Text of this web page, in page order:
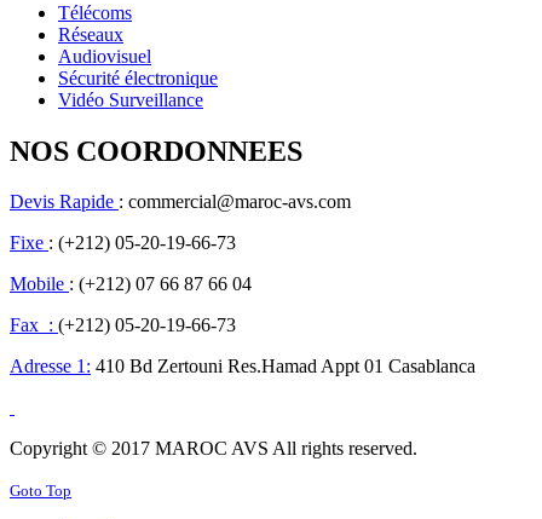
Télécoms
Réseaux
Audiovisuel
Sécurité électronique
Vidéo Surveillance
NOS COORDONNEES
Devis Rapide : commercial@maroc-avs.com
Fixe : (+212) 05-20-19-66-73
Mobile : (+212) 07 66 87 66 04
Fax : (+212) 05-20-19-66-73
Adresse 1: 410 Bd Zertouni Res.Hamad Appt 01 Casablanca
Copyright © 2017 MAROC AVS All rights reserved.
Goto Top